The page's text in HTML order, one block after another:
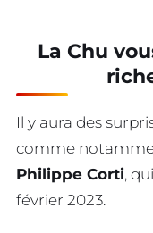
La Chu
Il y aura des
comme
Philippe Corti,
février 2023.